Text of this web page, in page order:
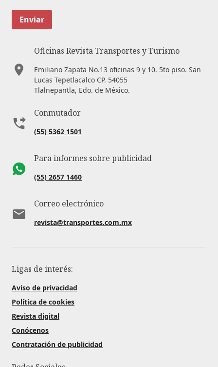
Enviar
Oficinas Revista Transportes y Turismo
Emiliano Zapata No.13 oficinas 9 y 10. 5to piso. San
Lucas Tepetlacalco CP. 54055
Tlalnepantla, Edo. de México.
Conmutador
(55) 5362 1501
Para informes sobre publicidad
(55) 2657 1460
Correo electrónico
revista@transportes.com.mx
Ligas de interés:
Aviso de privacidad
Política de cookies
Revista digital
Conócenos
Contratación de publicidad